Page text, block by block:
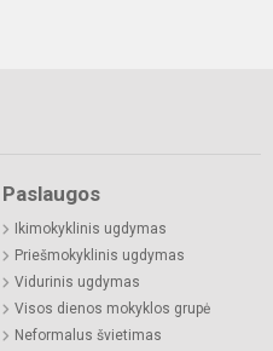
Paslaugos
Ikimokyklinis ugdymas
Priešmokyklinis ugdymas
Vidurinis ugdymas
Visos dienos mokyklos grupė
Neformalus švietimas